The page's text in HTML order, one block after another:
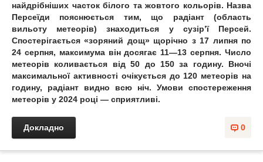
найдрібніших часток білого та жовтого кольорів. Назва
Персеїди пояснюється тим, що радіант (область
вильоту метеорів) знаходиться у сузір’ї Персей.
Спостерігається «зоряний дощ» щорічно з 17 липня по
24 серпня, максимума він досягає 11—13 серпня. Число
метеорів коливається від 50 до 150 за годину. Вночі
максимальної активності очікується до 120 метеорів на
годину, радіант видно всю ніч. Умови спостереження
метеорів у 2024 році — сприятливі.
0
Докладно